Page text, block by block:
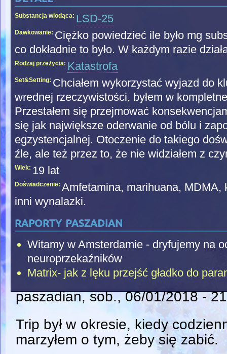
Substancja wiodąca: LSD-25
Dawkowanie: Ciężko powiedzieć ile było mg
co dokładnie to było. W każdym razie
Rodzaj przeżycia: Katastrofa
Set&Setting: Chciałem wykorzystać wyjazd do
wrednej rzeczywistości, byłem w
Przestałem się przejmować
się jak największe oderwanie od bólu i
egzystencjalnej. Otoczenie do takiego
źle, ale też przez to, że nie widziałem z
Wiek: 19 lat
Doświadczenie: Amfetamina, marihuana,
inni wynalazki.
raporty paszadian
Witamy w Amsterdamie - dryfujemy na
neuroprzekaźników
Matrix- jak z lęku przejść gładko do
paszadian, sob., 06/01/2018 -
Trip był w okresie, kiedy
marzyłem o tym, żeby się zabić.